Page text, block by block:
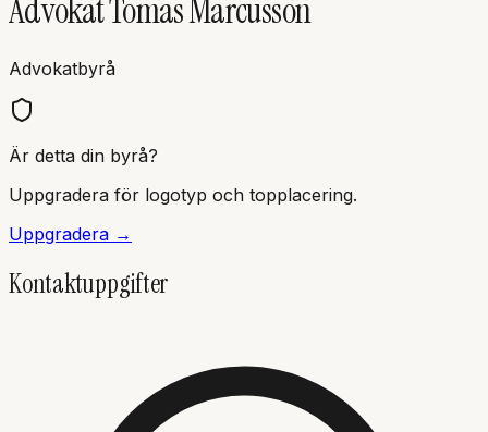
Advokat Tomas Marcusson
Advokatbyrå
Är detta din byrå?
Uppgradera för logotyp och topplacering.
Uppgradera →
Kontaktuppgifter